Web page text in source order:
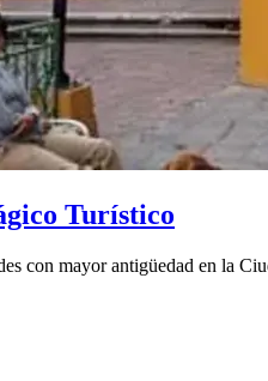
Turístico
con mayor antigüedad en la